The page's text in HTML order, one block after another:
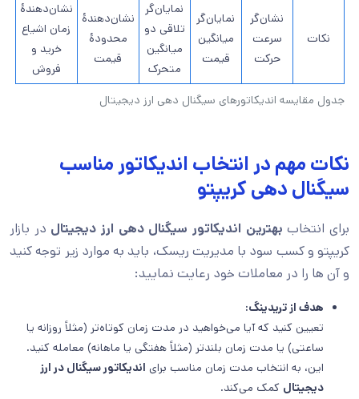
جدول مقایسه اندیکاتورهای سیگنال دهی ارز دیجیتال
نکات
نشان‌گر
سرعت
حرکت
نمایان‌گر
میانگین
قیمت
نمایان‌گر
تلاقی دو
میانگین
متحرک
نشان‌دهندۀ
محدودۀ
قیمت
نشان‌دهندۀ
زمان اشیاع
خرید و
فروش
نکات مهم در انتخاب اندیکاتور مناسب
سیگنال دهی کریپتو
برای انتخاب بهترین اندیکاتور سیگنال دهی ارز دیجیتال در بازار
کریپتو و کسب سود با مدیریت ریسک، باید به موارد زیر توجه کنید
و آن ها را در معاملات خود رعایت نمایید:
هدف از تریدینگ:
تعیین کنید که آیا می‌خواهید در مدت زمان کوتاه‌تر (مثلاً روزانه یا
ساعتی) یا مدت زمان بلندتر (مثلاً هفتگی یا ماهانه) معامله کنید.
این، به انتخاب مدت زمان مناسب برای اندیکاتور سیگنال در ارز
دیجیتال کمک می‌کند.